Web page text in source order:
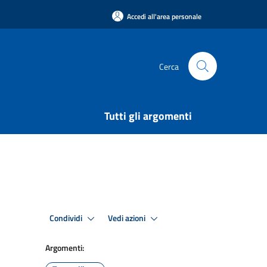
Accedi all'area personale
Cerca
Tutti gli argomenti
Condividi Vedi azioni
Argomenti: